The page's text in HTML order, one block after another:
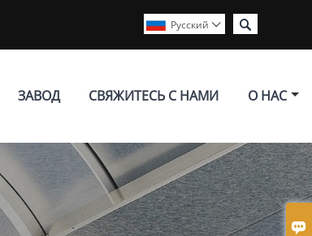


Pусский 
ЗАВОД СВЯЖИТЕСЬ С НАМИ О НАС